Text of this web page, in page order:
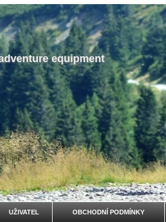
equipment
UŽIVATEL OBCHODNÍ PODMÍNKY